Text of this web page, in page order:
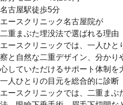
名古屋駅徒歩5分
エースクリニック名古屋院が
二重まぶた埋没法で選ばれる理由
エースクリニックでは、一人ひと
察と自然な二重デザイン、分かり
心していただけるサポート体制を
一人ひとりの目元を総合的に診断
エースクリニックでは、二重まぶ